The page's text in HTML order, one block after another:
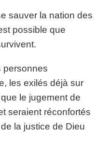
sauver la nation des
possible que
personnes
les exilés déjà sur
le jugement de
seraient réconfortés
la justice de Dieu